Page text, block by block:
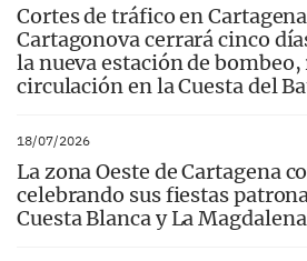
Cortes de tráfico en
Cartagonova cerrará cinco
la nueva estación de
circulación en la Cuesta del
18/07/2026
La zona Oeste de Cartagena
celebrando sus fiestas
Cuesta Blanca y La Magdalena